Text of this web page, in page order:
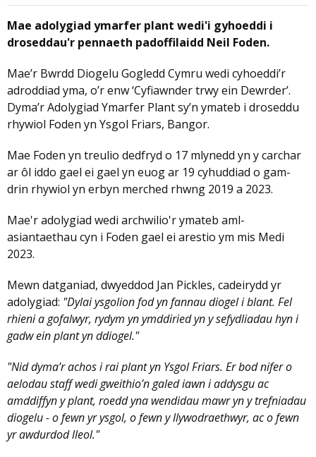
Mae adolygiad ymarfer plant wedi'i gyhoeddi i
droseddau'r pennaeth padoffilaidd Neil Foden.
Mae’r Bwrdd Diogelu Gogledd Cymru wedi cyhoeddi’r
adroddiad yma, o’r enw ‘Cyfiawnder trwy ein Dewrder’.
Dyma’r Adolygiad Ymarfer Plant sy’n ymateb i droseddu
rhywiol Foden yn Ysgol Friars, Bangor.
Mae Foden yn treulio dedfryd o 17 mlynedd yn y carchar
ar ôl iddo gael ei gael yn euog ar 19 cyhuddiad o gam-
drin rhywiol yn erbyn merched rhwng 2019 a 2023.
Mae'r adolygiad wedi archwilio'r ymateb aml-
asiantaethau cyn i Foden gael ei arestio ym mis Medi
2023.
Mewn datganiad, dwyeddod Jan Pickles, cadeirydd yr
adolygiad: "Dylai ysgolion fod yn fannau diogel i blant. Fel
rhieni a gofalwyr, rydym yn ymddiried yn y sefydliadau hyn i
gadw ein plant yn ddiogel."
"Nid dyma’r achos i rai plant yn Ysgol Friars. Er bod nifer o
aelodau staff wedi gweithio’n galed iawn i addysgu ac
amddiffyn y plant, roedd yna wendidau mawr yn y trefniadau
diogelu - o fewn yr ysgol, o fewn y llywodraethwyr, ac o fewn
yr awdurdod lleol."